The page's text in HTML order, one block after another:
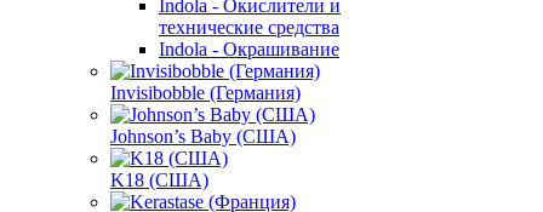
Indola - Окислители и
технические средства
Indola - Окрашивание
Invisibobble (Германия)
Johnson’s Baby (США)
K18 (США)